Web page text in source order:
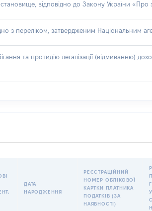
відповідно до Закону України «Про
з переліком, затвердженим Національним
та протидію легалізації (відмиванню)
ДАТА
НАРОДЖЕННЯ
РЕЄСТРАЦІЙНИЙ
НОМЕР ОБЛІКОВОЇ
КАРТКИ ПЛАТНИКА
ПОДАТКІВ (ЗА
НАЯВНОСТІ)